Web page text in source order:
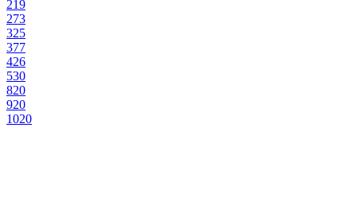
219
273
325
377
426
530
820
920
1020